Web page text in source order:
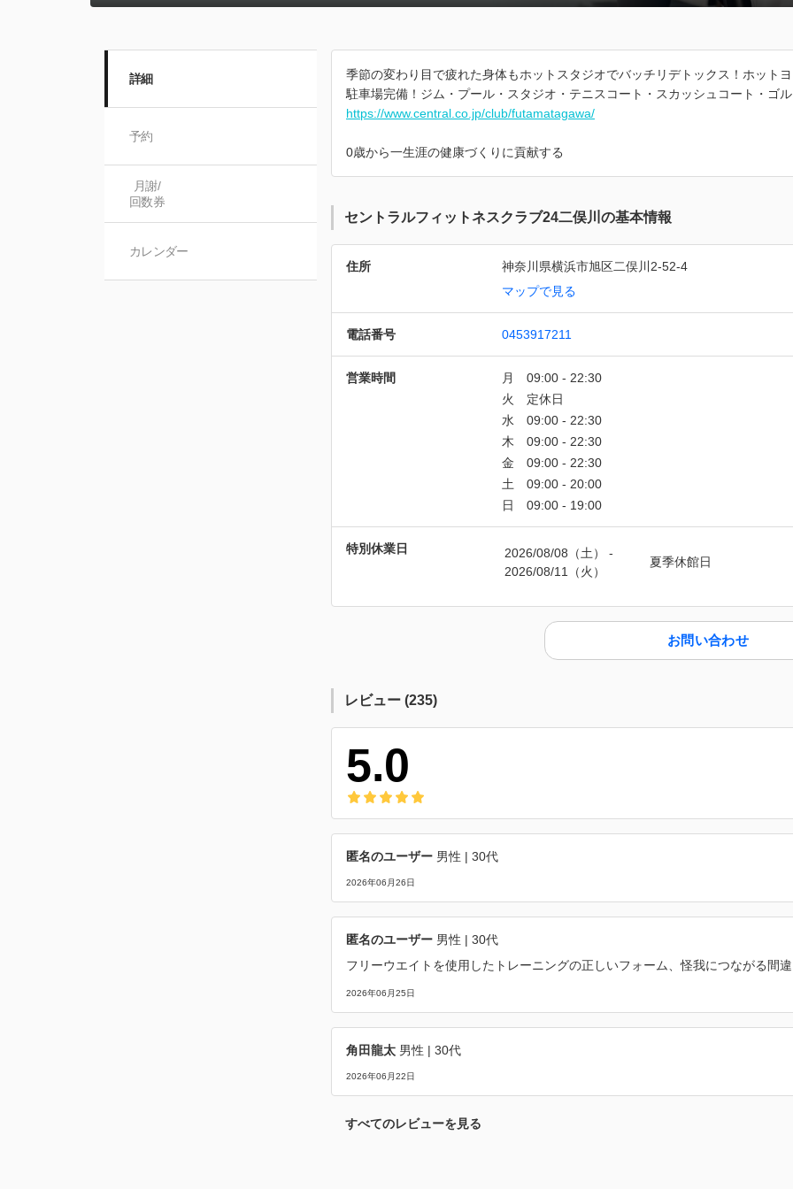
詳細
予約
月謝/
回数券
カレンダー
季節の変わり目で疲れた身体もホットスタジオでバッチリデトックス！ホット
駐車場完備！ジム・プール・スタジオ・テニスコート・スカッシュコート・ゴ
https://www.central.co.jp/club/futamatagawa/
0歳から一生涯の健康づくりに貢献する
セントラルフィットネスクラブ24二俣川の基本情報
住所
神奈川県横浜市旭区二俣川2-52-4
マップで見る
電話番号 0453917211
営業時間
特別休業日 2026/08/08（土）
-
2026/08/11（火）
夏季休館日
お問い合わせ
レビュー (235)
5.0
匿名のユーザー 男性 | 30代
2026年06月26日
匿名のユーザー 男性 | 30代
フリーウエイトを使用したトレーニングの正しいフォーム、怪我につながる間
2026年06月25日
角田龍太 男性 | 30代
2026年06月22日
すべてのレビューを見る